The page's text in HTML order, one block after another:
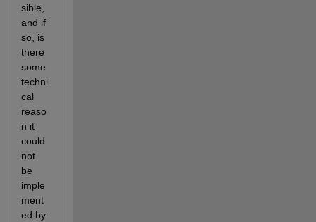
sible,
and if
so, is
there
some
techni
cal
reaso
n it
could
not
be
imple
ment
ed by